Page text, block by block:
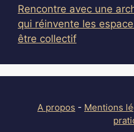
Rencontre avec une
qui réinvente les
être collectif
A propos - Mentions